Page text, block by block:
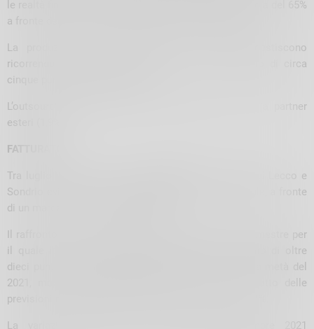
le realtà fino a 50 occupati indicano una capacità media del 65%
a fronte del 73,3% segnalata dalle imprese più grandi.
La produzione che le imprese del campione gestiscono
ricorrendo alla subfornitura determina un contributo di circa
cinque punti percentuali (4,8%).
L’outsourcing coinvolge sia realtà italiane (2,9%), sia partner
esteri (1,9%).
FATTURATO
Tra luglio e dicembre 2022 il
delle aziende di Lecco e
Sondrio evidenzia un lieve rallentamento congiunturale, a fronte
di un marcato aumento tendenziale.
Il raffronto con i livelli della prima metà dell’anno, semestre per
il quale le vendite avevano registrato un incremento di oltre
dieci punti percentuali (+10,4%) rispetto alla seconda metà del
2021, mostra una decelerazione del -1,2%, al di sotto delle
previsioni precedentemente formulate e indicanti +3,1%.
La variazione rispetto al semestre luglio-dicembre 2021